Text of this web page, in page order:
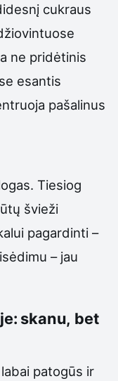
cukraus
ne pridėtinis
esantis
pašalinus
Tiesiog
švieži
pagardinti –
– jau
skanu, bet
patogūs ir